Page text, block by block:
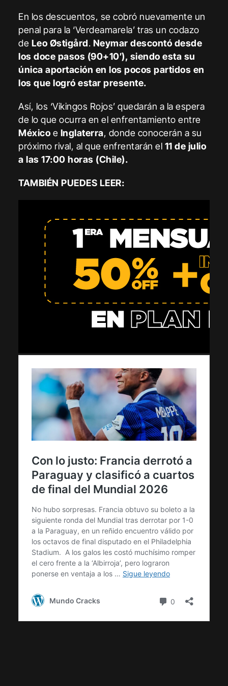
En los descuentos, se cobró nuevamente un
penal para la ‘Verdeamarela’ tras un codazo
de Leo Østigård. Neymar descontó desde
los doce pasos (90+10′), siendo esta su
única aportación en los pocos partidos en
los que logró estar presente.
Así, los ‘Vikingos Rojos’ quedarán a la espera
de lo que ocurra en el enfrentamiento entre
México e Inglaterra, donde conocerán a su
próximo rival, al que enfrentarán el 11 de julio
a las 17:00 horas (Chile).
TAMBIÉN PUEDES LEER: